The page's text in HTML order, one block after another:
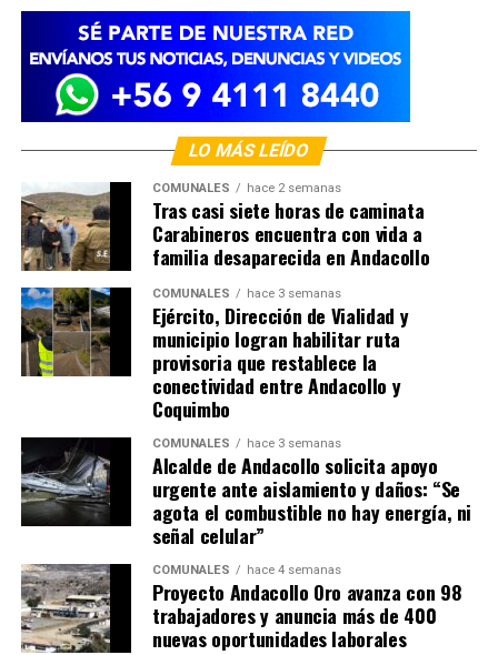
LO MÁS LEÍDO
COMUNALES hace 2 semanas
Tras casi siete horas de caminata
Carabineros encuentra con vida a
familia desaparecida en Andacollo
COMUNALES hace 3 semanas
Ejército, Dirección de Vialidad y
municipio logran habilitar ruta
provisoria que restablece la
conectividad entre Andacollo y
Coquimbo
COMUNALES hace 3 semanas
Alcalde de Andacollo solicita apoyo
urgente ante aislamiento y daños: “Se
agota el combustible no hay energía, ni
señal celular”
COMUNALES hace 4 semanas
Proyecto Andacollo Oro avanza con 98
trabajadores y anuncia más de 400
nuevas oportunidades laborales